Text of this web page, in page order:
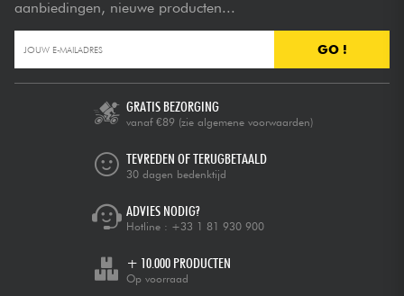
aanbiedingen, nieuwe producten...
GO !
GRATIS BEZORGING
vanaf €89 (zie algemene voorwaarden)
TEVREDEN OF TERUGBETAALD
30 dagen bedenktijd
ADVIES NODIG?
Hotline : +33 1 81 930 900
+ 10.000 PRODUCTEN
Op voorraad